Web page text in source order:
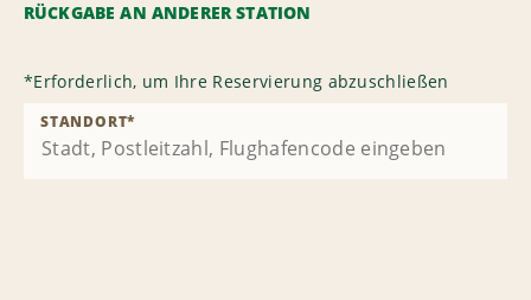
RÜCKGABE AN ANDERER STATION
*Erforderlich, um Ihre Reservierung abzuschließen
STANDORT*